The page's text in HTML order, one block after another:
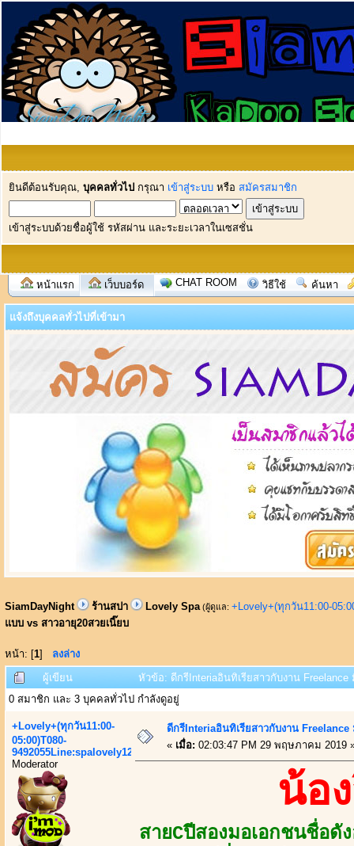
ยินดีต้อนรับคุณ, บุคคลทั่วไป กรุณา เข้าสู่ระบบ หรือ สมัครสมาชิก
เข้าสู่ระบบด้วยชื่อผู้ใช้ รหัสผ่าน และระยะเวลาในเซสชั่น
หน้าแรก เว็บบอร์ด CHAT ROOM วิธีใช้ ค้นหา
แจ้งถึงบุคคลทั่วไปที่เข้ามา
SiamDayNight ร้านสปา Lovely Spa (ผู้ดูแล: +Lovely+(ทุกวัน11:00-
แบบ vs สาวอายุ20สวยเนี๊ยบ
หน้า: [1] ลงล่าง
ผู้เขียน
หัวข้อ: ดีกรีInteriaอินทิเรียสาวกับงาน
0 สมาชิก และ 3 บุคคลทั่วไป กำลังดูอยู่
+Lovely+(ทุกวัน11:00-
05:00)T080-
9492055Line:spalovely123
Moderator
ดีกรีInteriaอินทิเรียสาวกับงาน
« เมื่อ: 02:03:47 PM 29 พฤษภาคม 2019
น้อ
สายCปีสองมอเอกชนชื่อ